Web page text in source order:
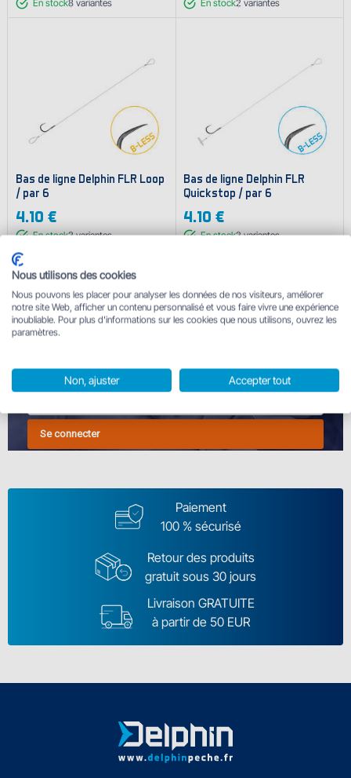
En stock8 variantes En stock2 variantes
Bas de ligne Delphin FLR Loop
/ par 6
4.10 €
En stock2variantes
Bas de ligne Delphin FLR
Quickstop / par 6
4.10 €
En stock2variantes
INSCRIVEZ-VOUS À NOTRE NEWSLETTER
et recevez des produits pour 1 centime plus un coupon de
Se connecter
Paiement
100 % sécurisé
Retour des produits
gratuit sous 30 jours
Livraison GRATUITE
à partir de 50 EUR
Nous utilisons des cookies
Nous pouvons les placer pour analyser les données de nos visiteurs, améliorer
notre site Web, afficher un contenu personnalisé et vous faire vivre une expérience
inoubliable. Pour plus d'informations sur les cookies que nous utilisons, ouvrez les
paramètres.
Non, ajuster Accepter tout